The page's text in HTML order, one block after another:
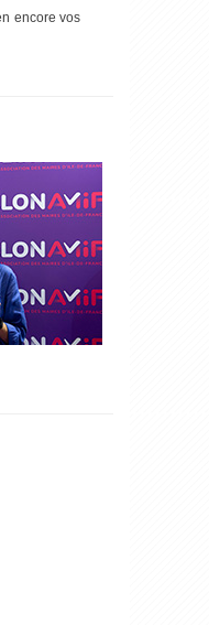
encore vos